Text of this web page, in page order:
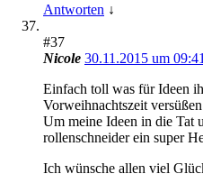
Antworten ↓
#37
Nicole 30.11.2015 um 09:41
Einfach toll was für Ideen
Vorweihnachtszeit
Um meine Ideen in die Tat
rollenschneider ein super
Ich wünsche allen viel